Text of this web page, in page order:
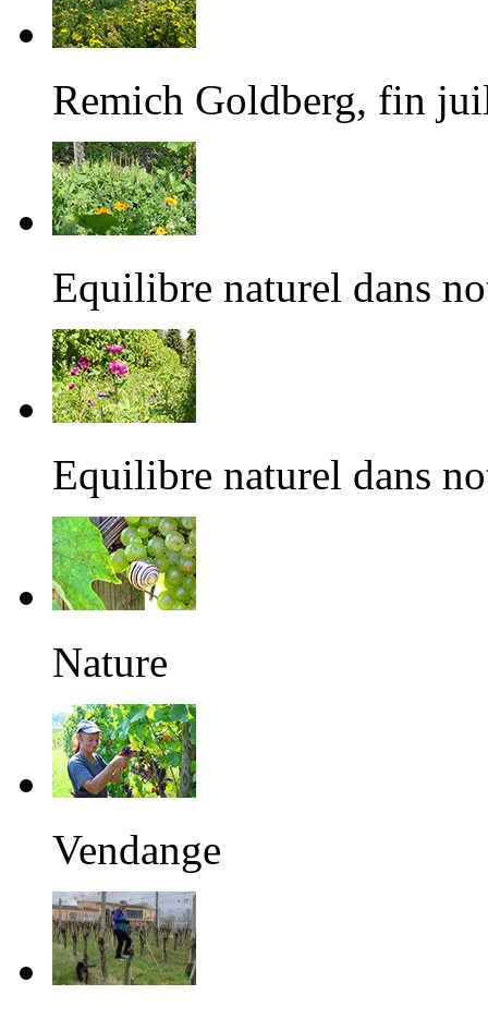
Remich Goldberg, fin
Equilibre naturel dans
Equilibre naturel dans
Nature
Vendange